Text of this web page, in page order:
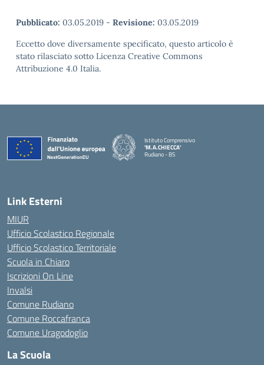
Pubblicato: 03.05.2019 - Revisione: 03.05.2019
Eccetto dove diversamente specificato, questo articolo è
stato rilasciato sotto Licenza Creative Commons
Attribuzione 4.0 Italia.
Istituto Comprensivo
'M.A.CHIECCA'
Rudiano - BS
Link Esterni
MIUR
Ufficio Scolastico Regionale
Ufficio Scolastico Territoriale
Scuola in Chiaro
Iscrizioni On Line
Invalsi
Comune Rudiano
Comune Roccafranca
Comune Uragodoglio
La Scuola